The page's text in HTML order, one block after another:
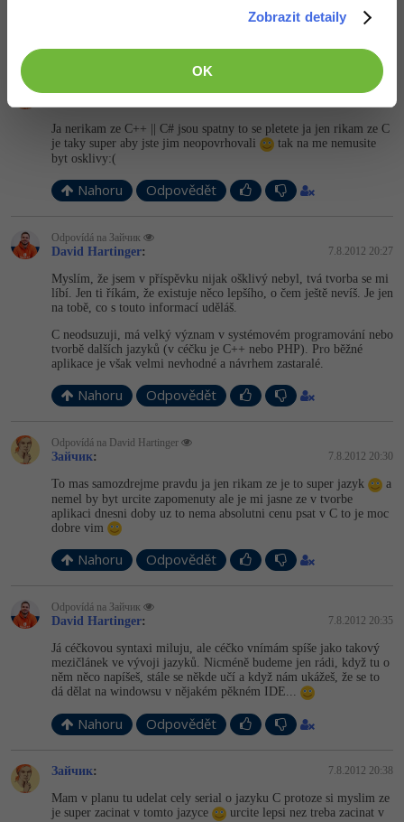
Zobrazit detaily
OK
toho, že jsi nepotřeboval třídu, soudím, že se máš ještě co učit
Ja nerikam ze C++ || C# jsou spatny to se pletete ja jen rikam ze C
je taky super aby jste jim neopovrhovali
tak na me nemusite
byt osklivy:(
Nahoru Odpovědět
Odpovídá na Зайчик
David Hartinger: 7.8.2012 20:27
Myslím, že jsem v příspěvku nijak ošklivý nebyl, tvá tvorba se mi
líbí. Jen ti říkám, že existuje něco lepšího, o čem ještě nevíš. Je jen
na tobě, co s touto informací uděláš.
C neodsuzuji, má velký význam v systémovém programování nebo
tvorbě dalších jazyků (v céčku je C++ nebo PHP). Pro běžné
aplikace je však velmi nevhodné a návrhem zastaralé.
Nahoru Odpovědět
Odpovídá na David Hartinger
Зайчик: 7.8.2012 20:30
To mas samozdrejme pravdu ja jen rikam ze je to super jazyk
a
nemel by byt urcite zapomenuty ale je mi jasne ze v tvorbe
aplikaci dnesni doby uz to nema absolutni cenu psat v C to je moc
dobre vim
Nahoru Odpovědět
Odpovídá na Зайчик
David Hartinger: 7.8.2012 20:35
Já céčkovou syntaxi miluju, ale céčko vnímám spíše jako takový
mezičlánek ve vývoji jazyků. Nicméně budeme jen rádi, když tu o
něm něco napíšeš, stále se někde učí a když nám ukážeš, že se to
dá dělat na windowsu v nějakém pěkném IDE...
Nahoru Odpovědět
Зайчик: 7.8.2012 20:38
Mam v planu tu udelat cely serial o jazyku C protoze si myslim ze
je super zacinat v tomto jazyce
urcite lepsi nez treba zacinat v